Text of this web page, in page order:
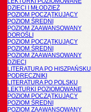
DZIECI I MŁODZIEŻ
POZIOM POCZĄTKUJĄCY
POZIOM ŚREDNI
POZIOM ZAAWANSOWANY
DOROŚLI
POZIOM POCZĄTKUJĄCY
POZIOM ŚREDNI
POZIOM ZAAWANSOWANY
DZIECI
LITERATURA PO HISZPAŃSKU
PODRĘCZNIKI
LITERATURA PO POLSKU
LEKTURKI POZIOMOWANE
POZIOM POCZĄTKUJĄCY
POZIOM ŚREDNI
POZIOM ZAAWANSOWANY